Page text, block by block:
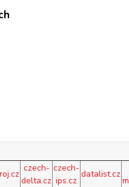
czech-
delta.cz
czech-
ips.cz
datalist.cz